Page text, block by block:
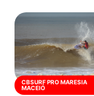
Maceió (AL).
CBSURF PRO MARESIA
MACEIÓ